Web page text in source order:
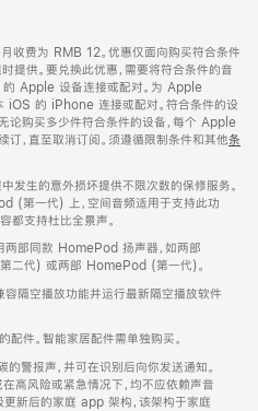
收费为 RMB 12。优惠仅面向购买符合条件
供。要兑换此优惠，需要将符合条件的音
Apple 设备连接或配对。为 Apple
iOS 的 iPhone 连接或配对。符合条件的设
论购买多少件符合条件的设备，每个 Apple
订，直至取消订阅。须遵循限制条件和其他条
生的意外损坏提供不限次数的保修服务。
第一代) 上，空间音频适用于支持此功
都支持杜比全景声。
部同款 HomePod 扬声器，如两部
二代) 或两部 HomePod (第一代)。
隔空播放功能并运行最新隔空播放软件
件。智能家居配件需单独购买。
警报声，并可在识别后向你发送通知。
高风险或紧急情况下，均不应依赖声音
新后的家庭 app 架构，该架构于家庭